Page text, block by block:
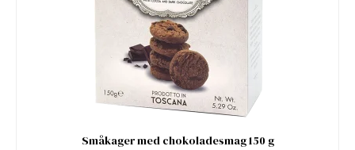
Småkager med chokoladesmag 150 g